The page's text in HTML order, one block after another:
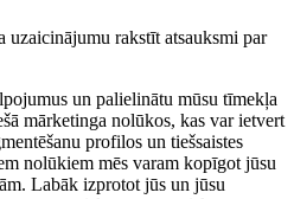
uzaicinājumu rakstīt atsauksmi par
un palielinātu mūsu tīmekļa
mārketinga nolūkos, kas var ietvert
profilos un tiešsaistes
nolūkiem mēs varam kopīgot jūsu
Labāk izprotot jūs un jūsu